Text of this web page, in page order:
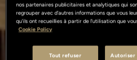
nos partenaires publicitaires et analytiques qui
regrouper avec d'autres informations que vous
qu'ils ont recueillies à partir de l'utilisation que
Cookie Policy
Tout refuser Autoriser